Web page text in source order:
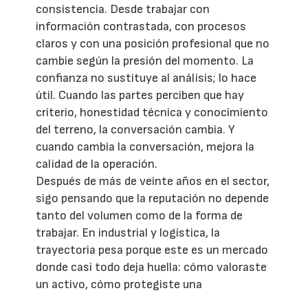
consistencia. Desde trabajar con
información contrastada, con procesos
claros y con una posición profesional que no
cambie según la presión del momento. La
confianza no sustituye al análisis; lo hace
útil. Cuando las partes perciben que hay
criterio, honestidad técnica y conocimiento
del terreno, la conversación cambia. Y
cuando cambia la conversación, mejora la
calidad de la operación.
Después de más de veinte años en el sector,
sigo pensando que la reputación no depende
tanto del volumen como de la forma de
trabajar. En industrial y logística, la
trayectoria pesa porque este es un mercado
donde casi todo deja huella: cómo valoraste
un activo, cómo protegiste una